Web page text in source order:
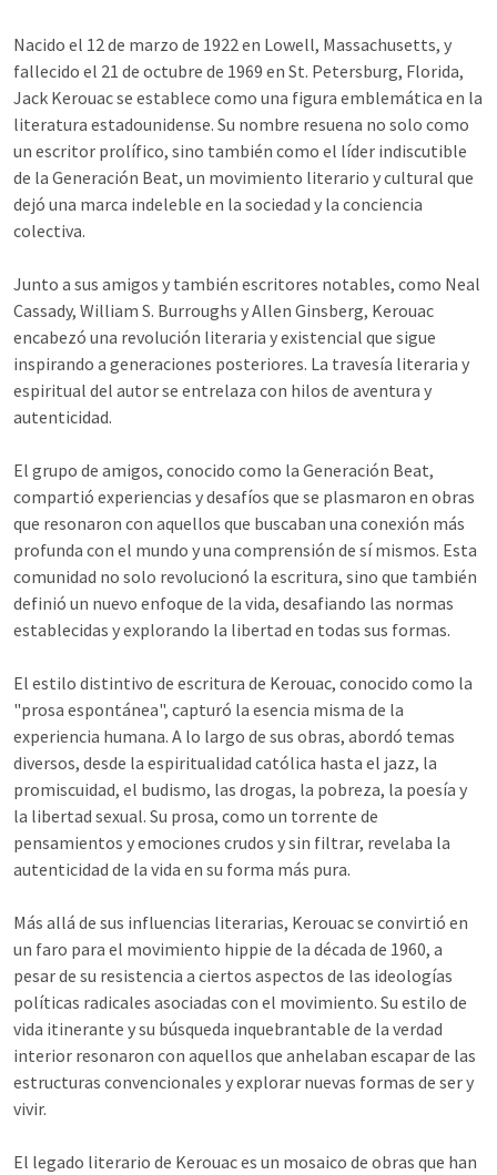
Nacido el 12 de marzo de 1922 en Lowell, Massachusetts, y
fallecido el 21 de octubre de 1969 en St. Petersburg, Florida,
Jack Kerouac se establece como una figura emblemática en la
literatura estadounidense. Su nombre resuena no solo como
un escritor prolífico, sino también como el líder indiscutible
de la Generación Beat, un movimiento literario y cultural que
dejó una marca indeleble en la sociedad y la conciencia
colectiva.
Junto a sus amigos y también escritores notables, como Neal
Cassady, William S. Burroughs y Allen Ginsberg, Kerouac
encabezó una revolución literaria y existencial que sigue
inspirando a generaciones posteriores. La travesía literaria y
espiritual del autor se entrelaza con hilos de aventura y
autenticidad.
El grupo de amigos, conocido como la Generación Beat,
compartió experiencias y desafíos que se plasmaron en obras
que resonaron con aquellos que buscaban una conexión más
profunda con el mundo y una comprensión de sí mismos. Esta
comunidad no solo revolucionó la escritura, sino que también
definió un nuevo enfoque de la vida, desafiando las normas
establecidas y explorando la libertad en todas sus formas.
El estilo distintivo de escritura de Kerouac, conocido como la
"prosa espontánea", capturó la esencia misma de la
experiencia humana. A lo largo de sus obras, abordó temas
diversos, desde la espiritualidad católica hasta el jazz, la
promiscuidad, el budismo, las drogas, la pobreza, la poesía y
la libertad sexual. Su prosa, como un torrente de
pensamientos y emociones crudos y sin filtrar, revelaba la
autenticidad de la vida en su forma más pura.
Más allá de sus influencias literarias, Kerouac se convirtió en
un faro para el movimiento hippie de la década de 1960, a
pesar de su resistencia a ciertos aspectos de las ideologías
políticas radicales asociadas con el movimiento. Su estilo de
vida itinerante y su búsqueda inquebrantable de la verdad
interior resonaron con aquellos que anhelaban escapar de las
estructuras convencionales y explorar nuevas formas de ser y
vivir.
El legado literario de Kerouac es un mosaico de obras que han